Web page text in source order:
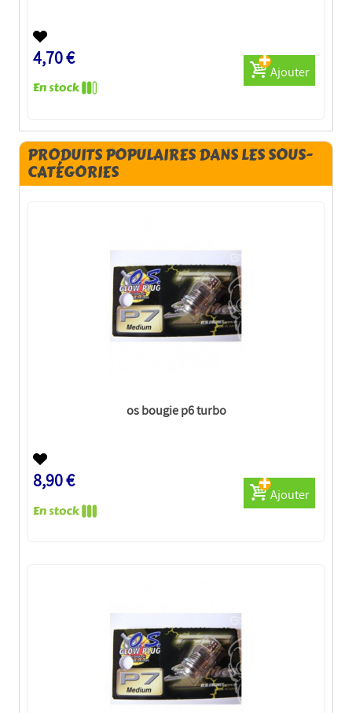
4,70 €
Ajouter
PRODUITS POPULAIRES DANS LES SOUS-
CATÉGORIES
os bougie p6 turbo
8,90 €
Ajouter